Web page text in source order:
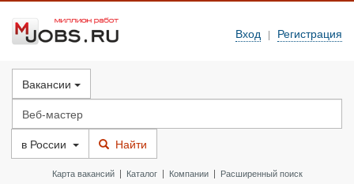
Вход | Регистрация
Вакансии
в России Найти
Карта вакансий| Каталог| Компании| Расширенный поиск